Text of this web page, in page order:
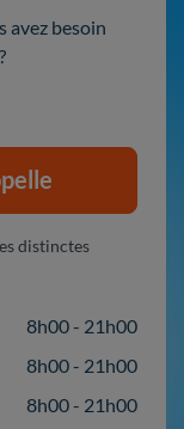
avez besoin
distinctes
8h00 - 21h00
8h00 - 21h00
8h00 - 21h00